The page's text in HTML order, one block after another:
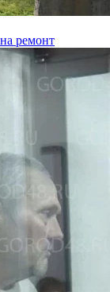
ремонт